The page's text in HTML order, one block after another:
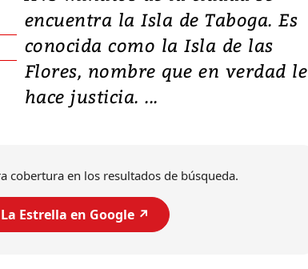
encuentra la Isla de Taboga. Es
conocida como la Isla de las
Flores, nombre que en verdad le
hace justicia. ...
cobertura en los resultados de búsqueda.
Estrella en Google ↗️
Video, Japón: Terremoto
deja heridos y graves
daños en Kumamoto